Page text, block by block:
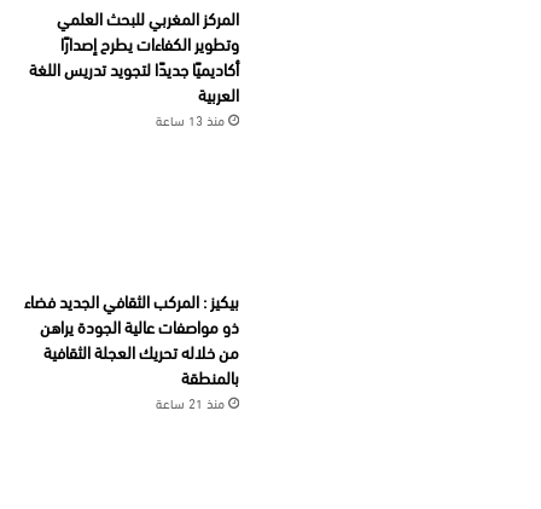
المركز المغربي للبحث العلمي
وتطوير الكفاءات يطرح إصدارًا
أكاديميًا جديدًا لتجويد تدريس اللغة
العربية
منذ 13 ساعة
بيكيز : المركب الثقافي الجديد فضاء
ذو مواصفات عالية الجودة يراهن
من خلاله تحريك العجلة الثقافية
بالمنطقة
منذ 21 ساعة